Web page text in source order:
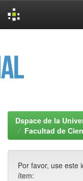
Dspace de la
Facultad de
Por favor, use este
ítem: